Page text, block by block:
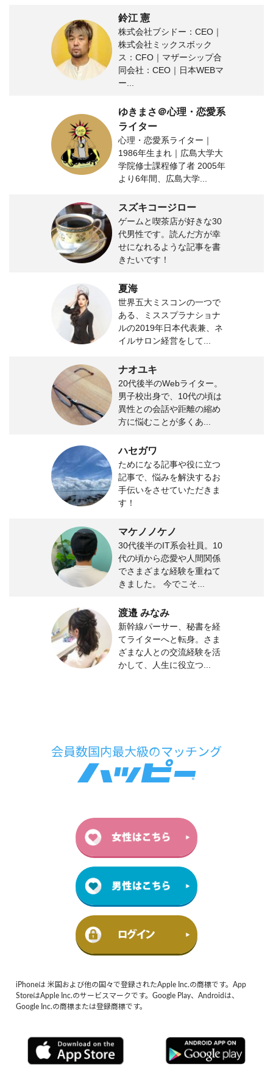
鈴江 憲
株式会社ブシドー：CEO｜
株式会社ミックスボック
ス：CFO｜マザーシップ合
同会社：CEO｜日本WEBマ
ー...
ゆきまさ＠心理・恋愛系
ライター
心理・恋愛系ライター｜
1986年生まれ｜広島大学大
学院修士課程修了者 2005年
より6年間、広島大学...
スズキコージロー
ゲームと喫茶店が好きな30
代男性です。読んだ方が幸
せになれるような記事を書
きたいです！
夏海
世界五大ミスコンの一つで
ある、ミススプラナショナ
ルの2019年日本代表兼、ネ
イルサロン経営をして...
ナオユキ
20代後半のWebライター。
男子校出身で、10代の頃は
異性との会話や距離の縮め
方に悩むことが多くあ...
ハセガワ
ためになる記事や役に立つ
記事で、悩みを解決するお
手伝いをさせていただきま
す！
マケノノケノ
30代後半のIT系会社員。10
代の頃から恋愛や人間関係
でさまざまな経験を重ねて
きました。 今でこそ...
渡邉 みなみ
新幹線パーサー、秘書を経
てライターへと転身。さま
ざまな人との交流経験を活
かして、人生に役立つ...
iPhoneは 米国および他の国々で登録されたApple Inc.の商標です。App
StoreはApple Inc.のサービスマークです。Google Play、Androidは、
Google Inc.の商標または登録商標です。